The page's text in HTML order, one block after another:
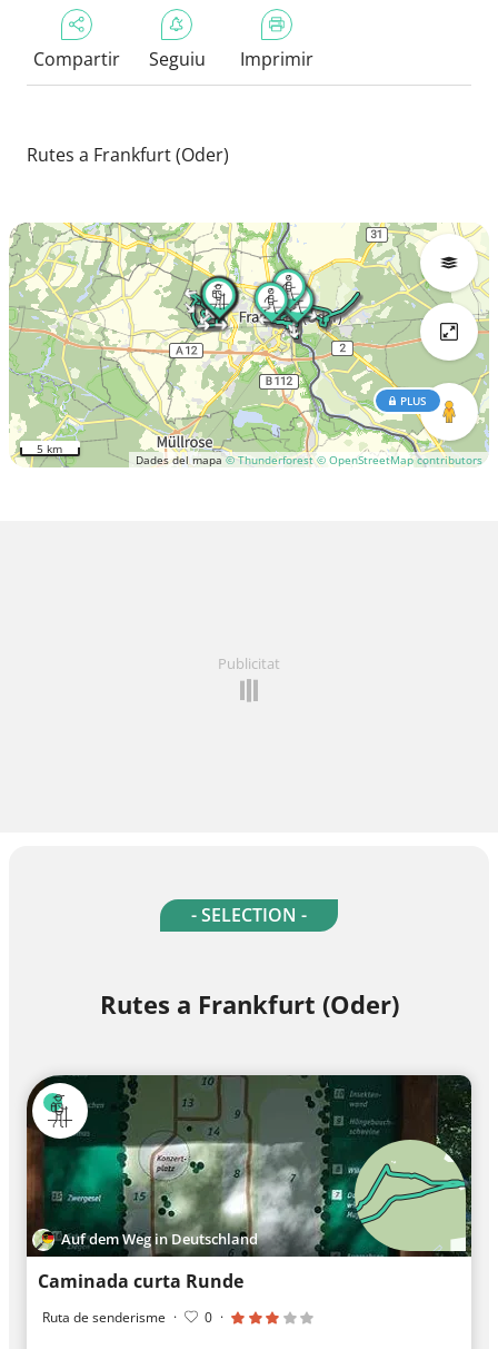
Compartir Seguiu Imprimir
Rutes a Frankfurt (Oder)
Dades del mapa © Thunderforest © OpenStreetMap contributors
PLUS
5 km
Publicitat
- SELECTION -
Rutes a Frankfurt (Oder)
Auf dem Weg in Deutschland
Caminada curta Runde
Ruta de senderisme · 0 ·